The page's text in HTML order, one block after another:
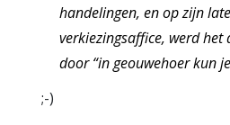
handelingen, en op zijn
verkiezingsaffice, werd het
door “in geouwehoer kun
;-)